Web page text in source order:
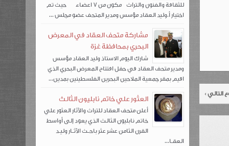
التالي ›
للثقافة والفنون والتراث مكون من 7 اعضاء حيث تم
اختيار أ.وليد العقاد مؤسس ومدير المتحف عضو مجلس ...
مشاركة متحف العقاد في المعرض
البحري بمحافظة غزة
شارك اليوم الاستاذ وليد العقاد مؤسس
ومدير متحف العقاد في حفل افتتاح المعرض البحري الذي
اقيم بمقر جمعية الملاحين البحرين الفلسطينين بمدين...
العثور علي خاتم نابليون الثالث
أعلن متحف العقاد للتراث والآثار العثور علي
خاتم نابليون الثالث الذي يعود إلى أواسط
القرن الثامن عشر عثر باحـث الآثـار وليـد
العقـا...